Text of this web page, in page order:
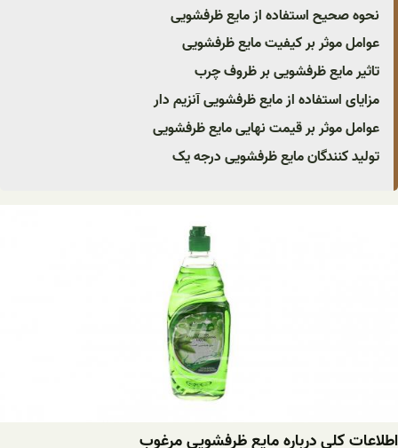
نحوه صحیح استفاده از مایع ظرفشویی
عوامل موثر بر کیفیت مایع ظرفشویی
تاثیر مایع ظرفشویی بر ظروف چرب
مزایای استفاده از مایع ظرفشویی آنزیم دار
عوامل موثر بر قیمت نهایی مایع ظرفشویی
تولید کنندگان مایع ظرفشویی درجه یک
اطلاعات کلی درباره مایع ظرفشویی مرغوب